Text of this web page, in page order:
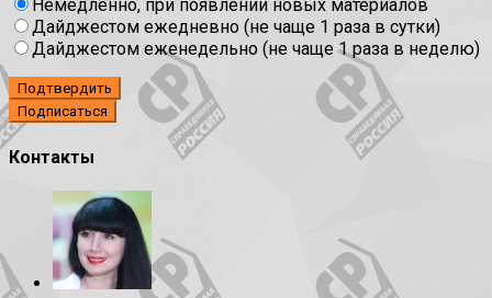
Немедленно, при появлении новых материалов
Дайджестом ежедневно (не чаще 1 раза в сутки)
Дайджестом еженедельно (не чаще 1 раза в неделю)
Подтвердить
Контакты